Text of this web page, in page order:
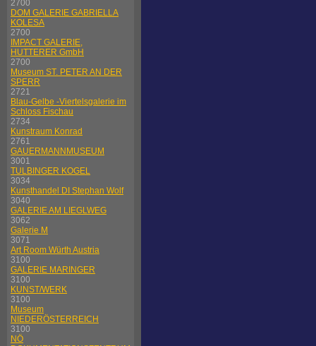
2700
DOM GALERIE GABRIELLA
KOLESA
2700
IMPACT GALERIE,
HUTTERER GmbH
2700
Museum ST. PETER AN DER
SPERR
2721
Blau-Gelbe -Viertelsgalerie im
Schloss Fischau
2734
Kunstraum Konrad
2761
GAUERMANNMUSEUM
3001
TULBINGER KOGEL
3034
Kunsthandel DI Stephan Wolf
3040
GALERIE AM LIEGLWEG
3062
Galerie M
3071
Art Room Würth Austria
3100
GALERIE MARINGER
3100
KUNST/WERK
3100
Museum
NIEDERÖSTERREICH
3100
NÖ